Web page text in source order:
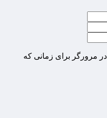
مرورگر برای زمانی که